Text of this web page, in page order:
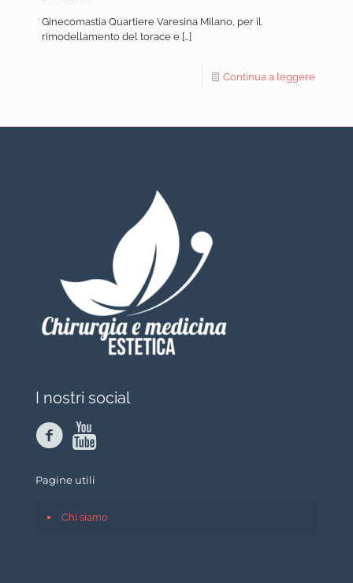
Ginecomastia Quartiere Varesina Milano, per il
rimodellamento del torace e […]
Continua a leggere
I nostri social
Pagine utili
Chi siamo